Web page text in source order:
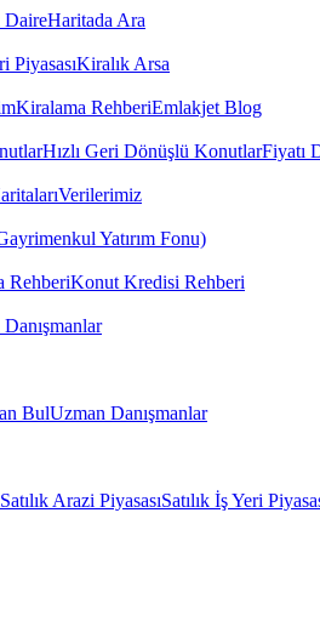
DaireHaritada Ara
PiyasasıKiralık Arsa
Kiralama RehberiEmlakjet Blog
Hızlı Geri Dönüşlü KonutlarFiyatı
Verilerimiz
Yatırım Fonu)
RehberiKonut Kredisi Rehberi
BulUzman Danışmanlar
Satılık Arazi PiyasasıSatılık İş Yeri